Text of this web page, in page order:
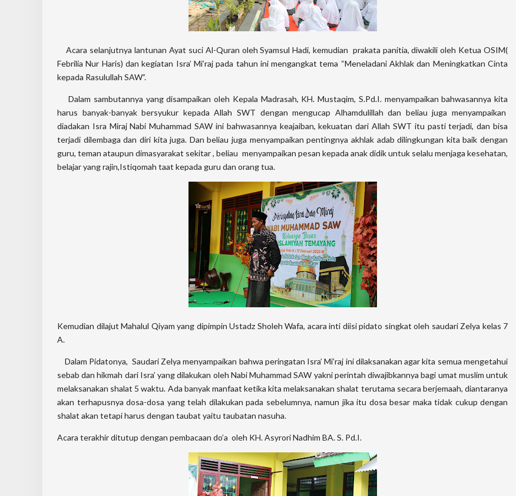
Acara selanjutnya lantunan Ayat suci Al-Quran oleh Syamsul Hadi, kemudian prakata panitia, diwakili oleh Ketua OSIM(
Febrilia Nur Haris) dan kegiatan Isra’ Mi’raj pada tahun ini mengangkat tema “Meneladani Akhlak dan Meningkatkan Cinta
kepada Rasulullah SAW”.
Dalam sambutannya yang disampaikan oleh Kepala Madrasah, KH. Mustaqim, S.Pd.I. menyampaikan bahwasannya kita
harus banyak-banyak bersyukur kepada Allah SWT dengan mengucap Alhamdulillah dan beliau juga menyampaikan
diadakan Isra Miraj Nabi Muhammad SAW ini bahwasannya keajaiban, kekuatan dari Allah SWT itu pasti terjadi, dan bisa
terjadi dilembaga dan diri kita juga. Dan beliau juga menyampaikan pentingnya akhlak adab dilingkungan kita baik dengan
guru, teman ataupun dimasyarakat sekitar , beliau menyampaikan pesan kepada anak didik untuk selalu menjaga kesehatan,
belajar yang rajin,Istiqomah taat kepada guru dan orang tua.
Kemudian dilajut Mahalul Qiyam yang dipimpin Ustadz Sholeh Wafa, acara inti diisi pidato singkat oleh saudari Zelya kelas 7
A.
Dalam Pidatonya, Saudari Zelya menyampaikan bahwa peringatan Isra’ Mi’raj ini dilaksanakan agar kita semua mengetahui
sebab dan hikmah dari Isra’ yang dilakukan oleh Nabi Muhammad SAW yakni perintah diwajibkannya bagi umat muslim untuk
melaksanakan shalat 5 waktu. Ada banyak manfaat ketika kita melaksanakan shalat terutama secara berjemaah, diantaranya
akan terhapusnya dosa-dosa yang telah dilakukan pada sebelumnya, namun jika itu dosa besar maka tidak cukup dengan
shalat akan tetapi harus dengan taubat yaitu taubatan nasuha.
Acara terakhir ditutup dengan pembacaan do’a oleh KH. Asyrori Nadhim BA. S. Pd.I.